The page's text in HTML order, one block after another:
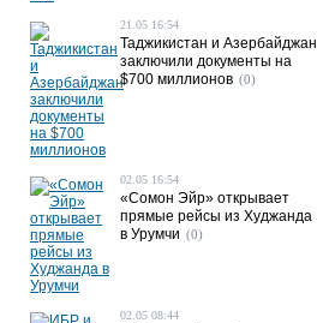
21.05 16:54
Таджикистан и Азербайджан
заключили документы на
$700 миллионов (0)
02.05 16:54
«Сомон Эйр» открывает
прямые рейсы из Худжанда
в Урумчи (0)
02.05 08:44